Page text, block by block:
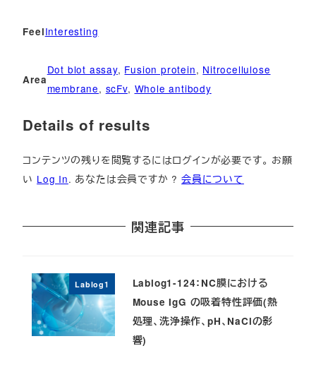
FeelInteresting
Area
Dot blot assay, Fusion protein, Nitrocellulose
membrane, scFv, Whole antibody
Details of results
コンテンツの残りを閲覧するにはログインが必要です。 お願
い Log In. あなたは会員ですか ?会員について
関連記事
Lablog1
Lablog1-124：NC膜における
Mouse IgG の吸着特性評価(熱
処理、洗浄操作、pH、NaClの影
響)